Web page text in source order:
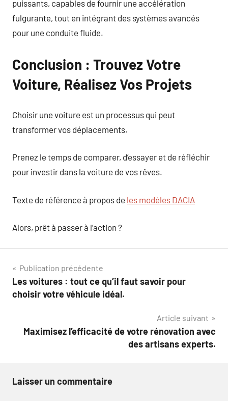
puissants, capables de fournir une accélération
fulgurante, tout en intégrant des systèmes avancés
pour une conduite fluide.
Conclusion : Trouvez Votre
Voiture, Réalisez Vos Projets
Choisir une voiture est un processus qui peut
transformer vos déplacements.
Prenez le temps de comparer, d’essayer et de réfléchir
pour investir dans la voiture de vos rêves.
Texte de référence à propos de les modèles DACIA
Alors, prêt à passer à l’action ?
Navigation
de
Publication précédente
Les voitures : tout ce qu’il faut savoir pour
choisir votre véhicule idéal.
Article suivant
Maximisez l’efficacité de votre rénovation avec
des artisans experts.
Laisser un commentaire